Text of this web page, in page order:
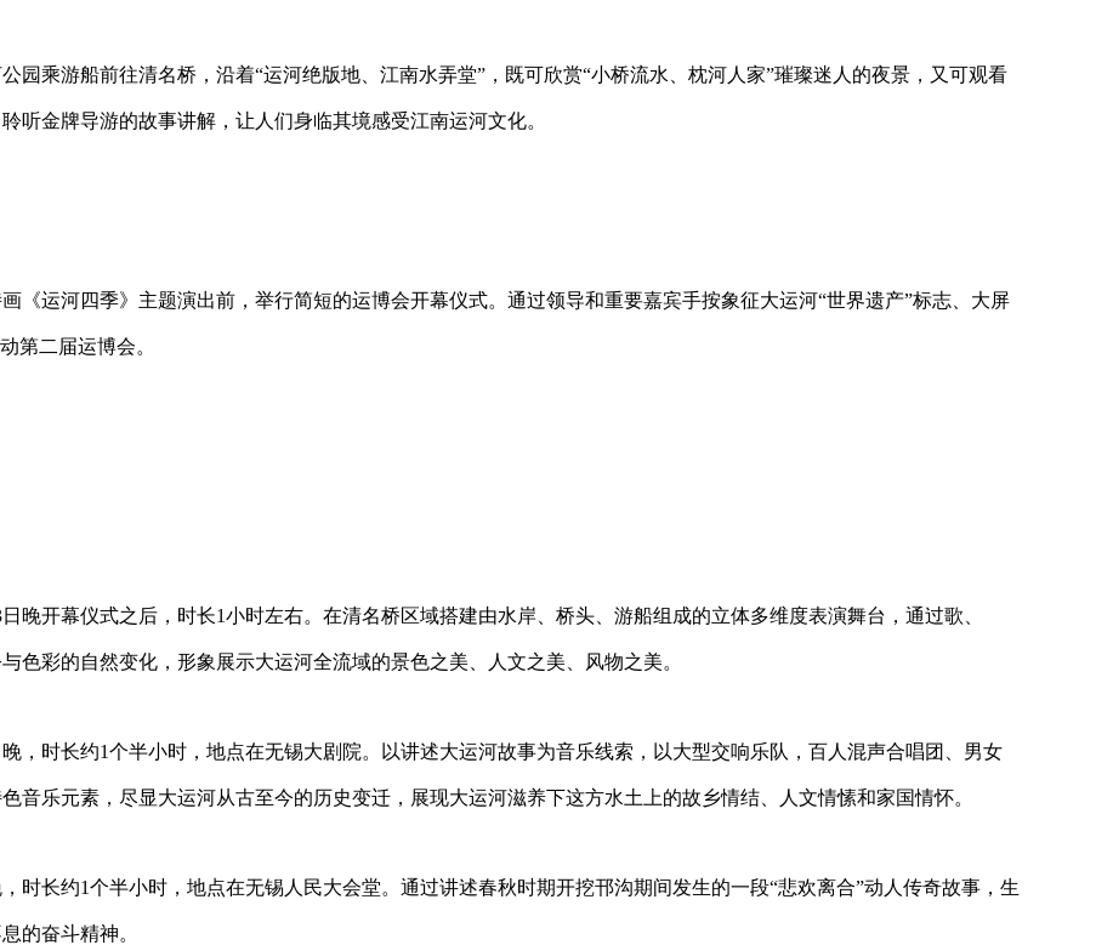
园乘游船前往清名桥，沿着“运河绝版地、江南水弄堂” ，既可欣赏“小桥流水、枕河人家”璀璨迷人的夜景，又可观看
听金牌导游的故事讲解，让人们身临其境感受江南运河文化。
《运河四季》主题演出前，举行简短的运博会开幕仪式。通过领导和重要嘉宾手按象征大运河“世界遗产”标志、大屏
第二届运博会。
日晚开幕仪式之后，时长1小时左右。在清名桥区域搭建由水岸、桥头、游船组成的立体多维度表演舞台，通过歌、
色彩的自然变化，形象展示大运河全流域的景色之美、人文之美、风物之美。
晚，时长约1个半小时，地点在无锡大剧院。以讲述大运河故事为音乐线索，以大型交响乐队，百人混声合唱团、男女
音乐元素，尽显大运河从古至今的历史变迁，展现大运河滋养下这方水土上的故乡情结、人文情愫和家国情怀。
，时长约1个半小时，地点在无锡人民大会堂。通过讲述春秋时期开挖邗沟期间发生的一段“悲欢离合”动人传奇故事，生
的奋斗精神。